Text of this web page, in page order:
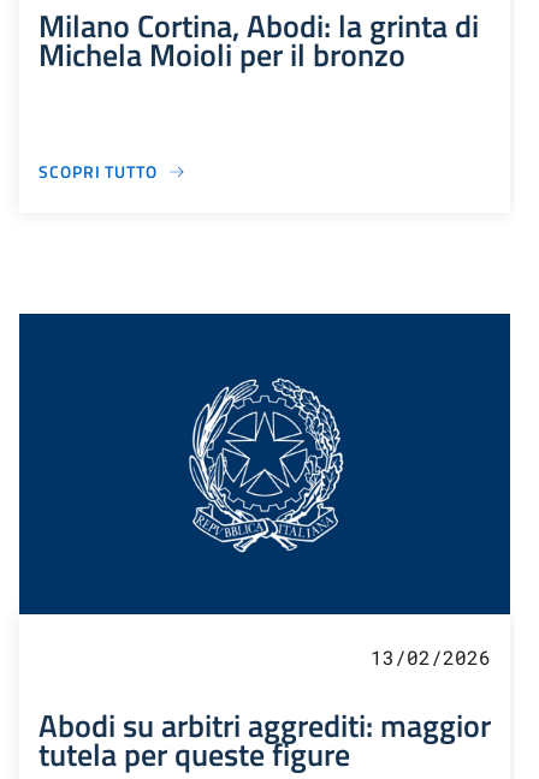
Milano Cortina, Abodi: la grinta di
Michela Moioli per il bronzo
SCOPRI TUTTO
13/02/2026
Abodi su arbitri aggrediti: maggior
tutela per queste figure